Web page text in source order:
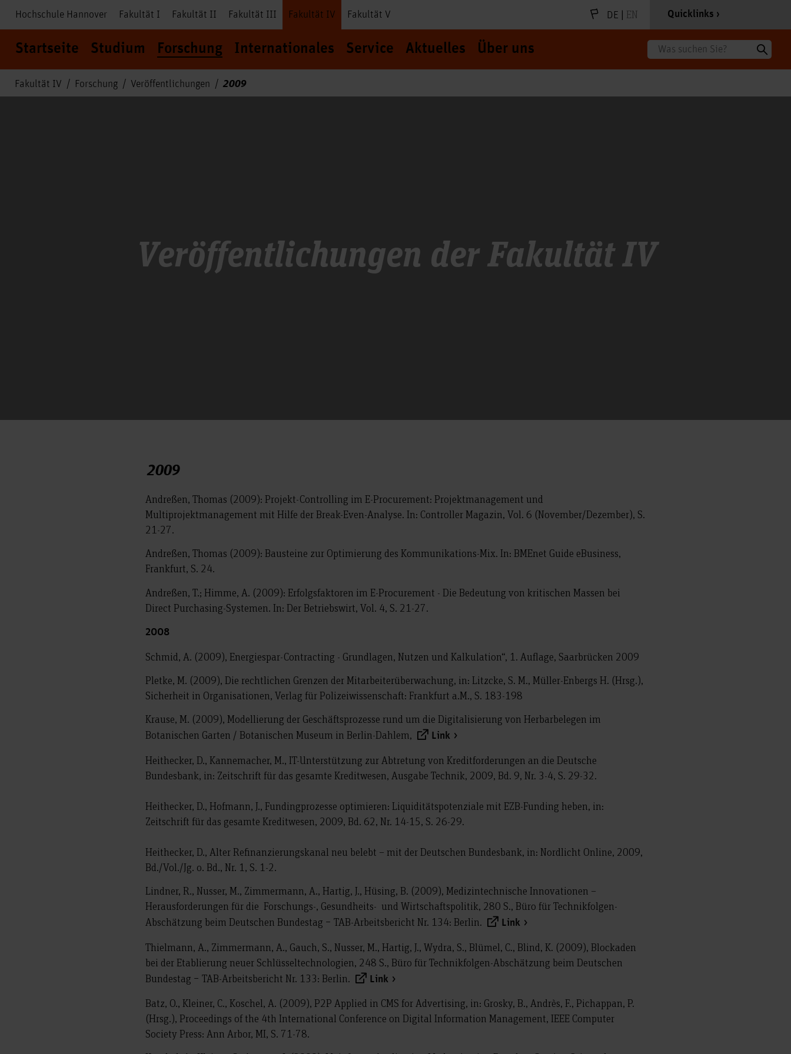
Hochschule Hannover Fakultät I Fakultät II Fakultät III Fakultät IV Fakultät V DE | EN Quicklinks
Startseite Studium Forschung Internationales Service Aktuelles Über uns Suche
Fakultät IV Forschung Veröffentlichungen 2009
Veröffentlichungen der Fakultät IV
2009
Andreßen, Thomas (2009): Projekt-Controlling im E-Procurement: Projektmanagement und
Multiprojektmanagement mit Hilfe der Break-Even-Analyse. In: Controller Magazin, Vol. 6 (November/Dezember), S.
21-27.
Andreßen, Thomas (2009): Bausteine zur Optimierung des Kommunikations-Mix. In: BMEnet Guide eBusiness,
Frankfurt, S. 24.
Andreßen, T.; Himme, A. (2009): Erfolgsfaktoren im E-Procurement - Die Bedeutung von kritischen Massen bei
Direct Purchasing-Systemen. In: Der Betriebswirt, Vol. 4, S. 21-27.
2008
Schmid, A. (2009), Energiespar-Contracting - Grundlagen, Nutzen und Kalkulation“, 1. Auflage, Saarbrücken 2009
Pletke, M. (2009), Die rechtlichen Grenzen der Mitarbeiterüberwachung, in: Litzcke, S. M., Müller-Enbergs H. (Hrsg.),
Sicherheit in Organisationen, Verlag für Polizeiwissenschaft: Frankfurt a.M., S. 183-198
Krause, M. (2009), Modellierung der Geschäftsprozesse rund um die Digitalisierung von Herbarbelegen im
Botanischen Garten / Botanischen Museum in Berlin-Dahlem,
Link
Heithecker, D., Kannemacher, M., IT-Unterstützung zur Abtretung von Kreditforderungen an die Deutsche
Bundesbank, in: Zeitschrift für das gesamte Kreditwesen, Ausgabe Technik, 2009, Bd. 9, Nr. 3-4, S. 29-32.
Heithecker, D., Hofmann, J., Fundingprozesse optimieren: Liquiditätspotenziale mit EZB-Funding heben, in:
Zeitschrift für das gesamte Kreditwesen, 2009, Bd. 62, Nr. 14-15, S. 26-29.
Heithecker, D., Alter Refinanzierungskanal neu belebt – mit der Deutschen Bundesbank, in: Nordlicht Online, 2009,
Bd./Vol./Jg. o. Bd., Nr. 1, S. 1-2.
Lindner, R., Nusser, M., Zimmermann, A., Hartig, J., Hüsing, B. (2009), Medizintechnische Innovationen –
Herausforderungen für die Forschungs-, Gesundheits- und Wirtschaftspolitik, 280 S., Büro für Technikfolgen-
Abschätzung beim Deutschen Bundestag − TAB-Arbeitsbericht Nr. 134: Berlin.
Link
Thielmann, A., Zimmermann, A., Gauch, S., Nusser, M., Hartig, J., Wydra, S., Blümel, C., Blind, K. (2009), Blockaden
bei der Etablierung neuer Schlüsseltechnologien, 248 S., Büro für Technikfolgen-Abschätzung beim Deutschen
Bundestag − TAB-Arbeitsbericht Nr. 133: Berlin.
Link
Batz, O., Kleiner, C., Koschel, A. (2009), P2P Applied in CMS for Advertising, in: Grosky, B., Andrès, F., Pichappan, P.
(Hrsg.), Proceedings of the 4th International Conference on Digital Information Management, IEEE Computer
Society Press: Ann Arbor, MI, S. 71-78.